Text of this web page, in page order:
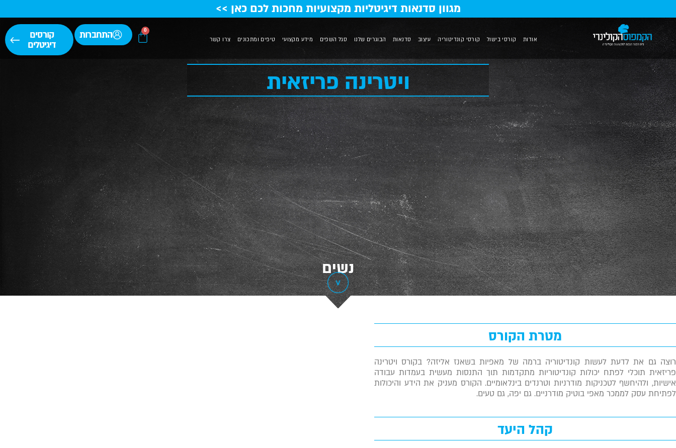
מגוון סדנאות דיגיטליות מקצועיות מחכות לכם כאן >>
אודות קורסי בישול קורסי קונדיטוריה עיצוב סדנאות הבוגרים שלנו סגל השפים מידע מקצועי טיפים ומתכונים צרו קשר
0 התחברות
קורסים
דיגיטלים
ויטרינה פריזאית
נשים
מטרת הקורס
רוצה גם את לדעת לעשות קונדיטוריה ברמה של מאפיות בשאנז אליזה? בקורס ויטרינה
פריזאית תוכלי לפתח יכולות קונדיטוריות מתקדמות תוך התנסות מעשית בעמדות עבודה
אישיות, ולהיחשף לטכניקות מודרניות וטרנדים בינלאומיים. הקורס מעניק את הידע והיכולות
לפתיחת עסק לממכר מאפי בוטיק מודרניים. גם יפה, גם טעים.
קהל היעד